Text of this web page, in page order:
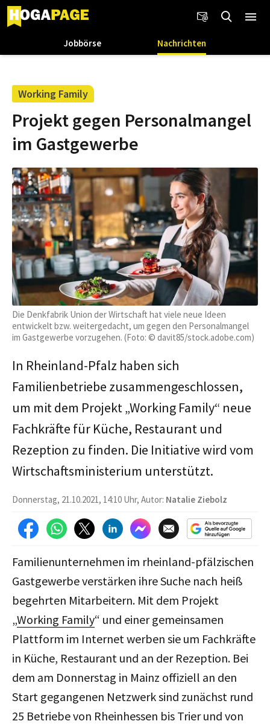
Jobbörse Nachrichten
Working Family
Projekt gegen Personalmangel
im Gastgewerbe
Die Denkfabrik Union der Wirtschaft hat viele neue Ideen
entwickelt bzw. weitergedacht, um gegen den Personalmangel
im Gastgewerbe vorzugehen. (Foto: © davit85/stock.adobe.com)
In Rheinland-Pfalz haben sich
Familienbetriebe zusammengeschlossen,
um mit dem Projekt „Working Family“ neue
Fachkräfte für Küche, Restaurant und
Rezeption zu finden. Die Initiative wird vom
Wirtschaftsministerium unterstützt.
Donnerstag, 21.10.2021, 14:10 Uhr, Autor: Natalie Ziebolz
Familienunternehmen im rheinland-pfälzischen
Gastgewerbe verstärken ihre Suche nach heiß
begehrten Mitarbeitern. Mit dem Projekt
„Working Family“ und einer gemeinsamen
Plattform im Internet werben sie um Fachkräfte
in Küche, Restaurant und an der Rezeption. Bei
dem am Donnerstag in Mainz offiziell an den
Start gegangenen Netzwerk sind zunächst rund
25 Betriebe von Rheinhessen bis Trier und von